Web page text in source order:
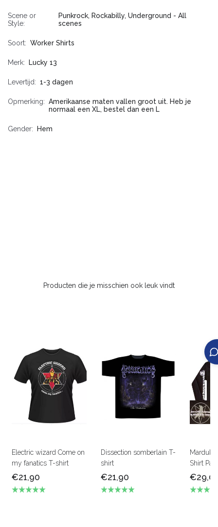
Scene or
Style
Punkrock, Rockabilly, Underground - All
scenes
Soort Worker Shirts
Merk Lucky 13
Levertijd 1-3 dagen
Opmerking
Amerikaanse maten vallen groot uit. Heb je
normaal een XL, bestel dan een L
Gender Hem
Producten die je misschien ook leuk vindt
Electric wizard Come on
my fanatics T-shirt
€21,90
Dissection somberlain T-
shirt
€21,90
Marduk
Shirt